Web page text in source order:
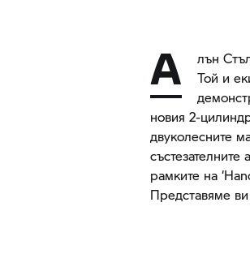
А
лън
Той и
новия 2-
двуколесните
рамките на
Представяме